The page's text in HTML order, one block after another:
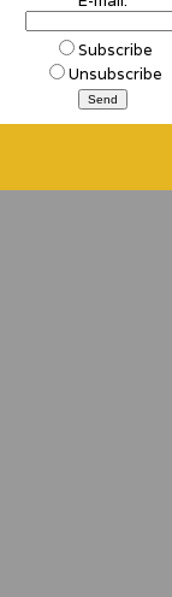
Subscribe
Unsubscribe